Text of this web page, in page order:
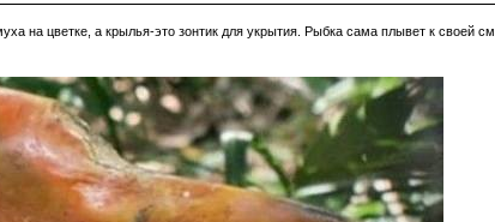
на цветке, а крылья-это зонтик для укрытия. Рыбка сама плывет к своей